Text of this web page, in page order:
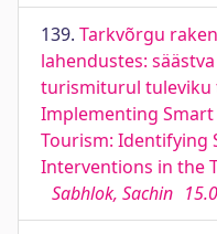
139. Tarkvõrgu
lahendustes:
turismiturul tuleviku
Implementing
Tourism: Identifying
Interventions in the
Sabhlok, Sachin